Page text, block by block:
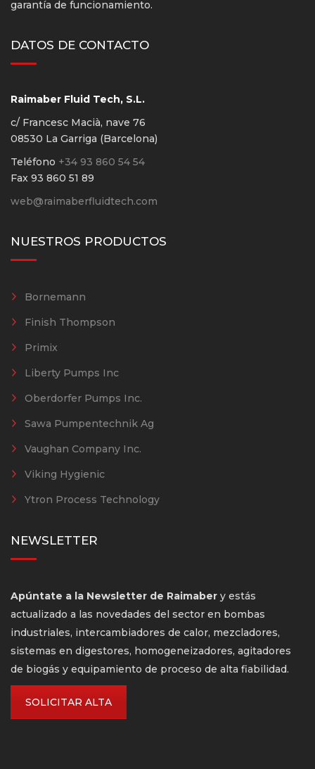
garantía de funcionamiento.
DATOS DE CONTACTO
Raimaber Fluid Tech, S.L.
c/ Francesc Macià, nave 76
08530 La Garriga (Barcelona)
Teléfono +34 93 860 54 54
Fax 93 860 51 89
web@raimaberfluidtech.com
NUESTROS PRODUCTOS
Bornemann
Finish Thompson
Primix
Liberty Pumps Inc
Oberdorfer Pumps Inc.
Sawa Pumpentechnik Ag
Vaughan Company Inc.
Viking Hygienic
Ytron Process Technology
NEWSLETTER
Apúntate a la Newsletter de Raimaber y estás
actualizado a las novedades del sector en bombas
industriales, intercambiadores de calor, mezcladores,
sistemas en digestores, homogeneizadores, agitadores
de biogás y equipamiento de proceso de alta fiabilidad.
SOLICITAR ALTA